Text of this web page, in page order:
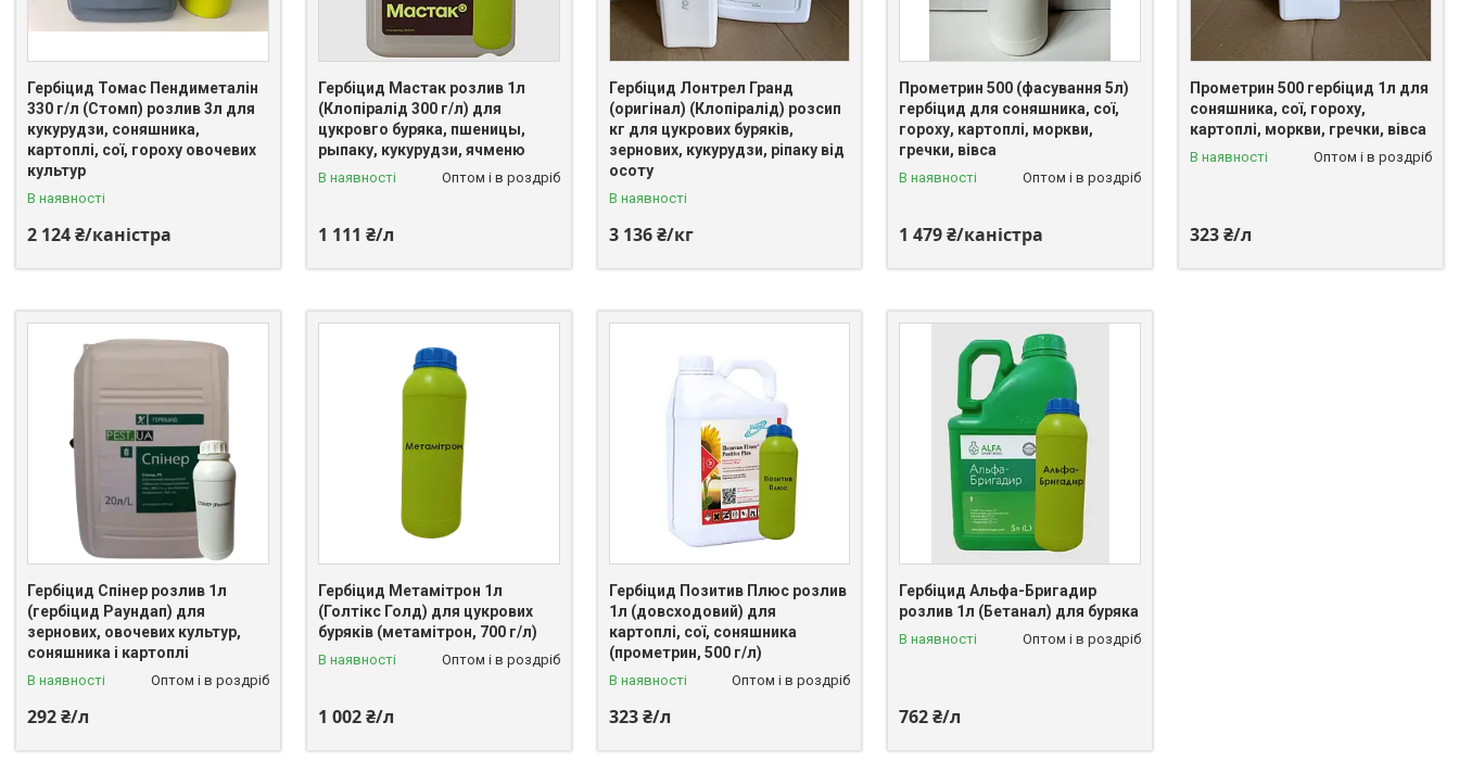
Гербіцид Томас Пендиметалін
330 г/л (Стомп) розлив 3л для
кукурудзи, соняшника,
картоплі, сої, гороху овочевих
культур
В наявності
2 124 ₴/каністра
Гербіцид Мастак розлив 1л
(Клопіралід 300 г/л) для
цукровго буряка, пшеницы,
рыпаку, кукурудзи, ячменю
В наявності Оптом і в роздріб
1 111 ₴/л
Гербіцид Лонтрел Гранд
(оригінал) (Клопіралід) розсип
кг для цукрових буряків,
зернових, кукурудзи, ріпаку від
осоту
В наявності
3 136 ₴/кг
Прометрин 500 (фасування 5л)
гербіцид для соняшника, сої,
гороху, картоплі, моркви,
гречки, вівса
В наявності Оптом і в роздріб
1 479 ₴/каністра
Прометрин 500 гербіцид 1л для
соняшника, сої, гороху,
картоплі, моркви, гречки, вівса
В наявності Оптом і в роздріб
323 ₴/л
Гербіцид Спінер розлив 1л
(гербіцид Раундап) для
зернових, овочевих культур,
соняшника і картоплі
В наявності Оптом і в роздріб
292 ₴/л
Гербіцид Метамітрон 1л
(Голтікс Голд) для цукрових
буряків (метамітрон, 700 г/л)
В наявності Оптом і в роздріб
1 002 ₴/л
Гербіцид Позитив Плюс розлив
1л (довсходовий) для
картоплі, сої, соняшника
(прометрин, 500 г/л)
В наявності Оптом і в роздріб
323 ₴/л
Гербіцид Альфа-Бригадир
розлив 1л (Бетанал) для буряка
В наявності Оптом і в роздріб
762 ₴/л